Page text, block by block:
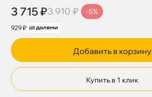
3 715 ₽3 910 ₽ -5%
929 ₽
Добавить в корзину
Купить в 1 клик